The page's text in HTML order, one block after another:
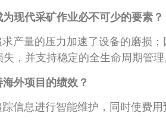
现代采矿作业必不可少的要素？
产量的压力加速了设备的磨损
，并支持稳定的全生命周期管理
外项目的绩效？
信息进行智能维护，同时使费